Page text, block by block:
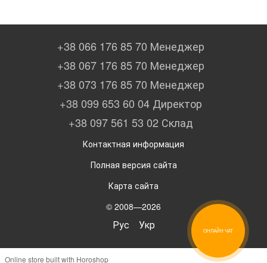
+38 066 176 85 70 Менеджер
+38 067 176 85 70 Менеджер
+38 073 176 85 70 Менеджер
+38 099 653 60 04 Директор
+38 097 561 53 02 Склад
Контактная информация
Полная версия сайта
Карта сайта
© 2008—2026
Рус Укр
Online store built with Horoshop
ОНЛАЙН ЧАТ